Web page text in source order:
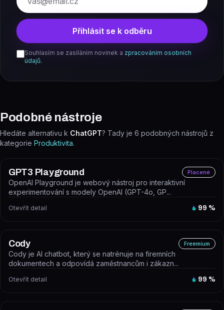
Přihlásit se k odběru
Souhlasím se zasíláním novinek a zpracováním osobních
údajů.
Podobné nástroje
Hledáte alternativu k ChatGPT? Tady je 6 podobných nástrojů z
kategorie Produktivita.
GPT3 Playground Placené
OpenAI Playground je webový nástroj pro interaktivní
experimentování s modely OpenAI (GPT-4o, GP...
Otevřít detail 99 %
Cody Freemium
Cody je AI chatbot, který se natrénuje na firemních
dokumentech a odpovídá zaměstnancům i zákazn...
Otevřít detail 99 %